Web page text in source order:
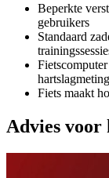
Beperkte
gebruikers
Standaard
Fiets maakt
Advies voor